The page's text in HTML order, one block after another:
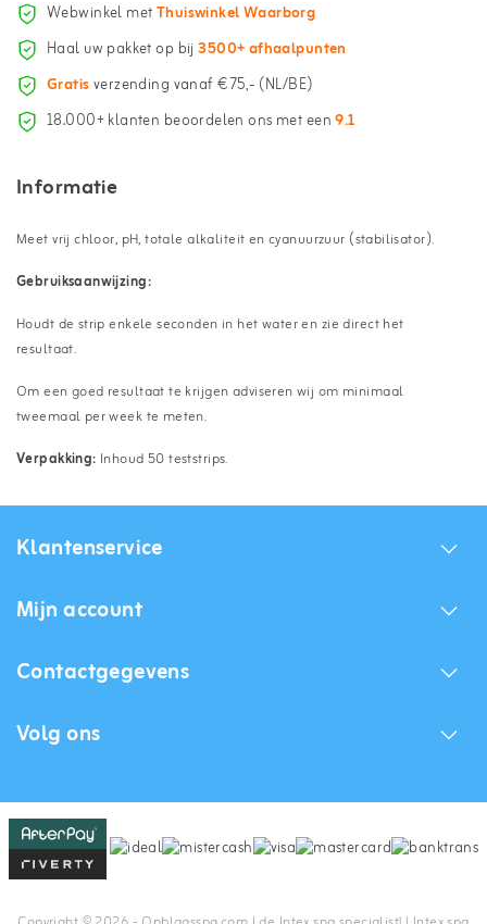
Webwinkel metThuiswinkel Waarborg
Haal uw pakket op bij3500+ afhaalpunten
Gratisverzending vanaf €75,- (NL/BE)
18.000+ klanten beoordelen ons met een9.1
Informatie
Meet vrij chloor, pH, totale alkaliteit en cyanuurzuur (stabilisator).
Gebruiksaanwijzing:
Houdt de strip enkele seconden in het water en zie direct het
resultaat.
Om een goed resultaat te krijgen adviseren wij om minimaal
tweemaal per week te meten.
Verpakking: Inhoud 50 teststrips.
Klantenservice
Mijn account
Contactgegevens
Volg ons